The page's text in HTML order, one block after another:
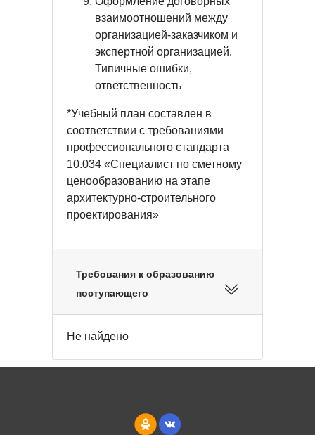
взаимоотношений между
организацией-заказчиком и
экспертной организацией.
Типичные ошибки,
ответственность
*Учебный план составлен в
соответствии с требованиями
профессионального стандарта
10.034 «Специалист по сметному
ценообразованию на этапе
архитектурно-строительного
проектирования»
Требования к образованию
поступающего
Не найдено